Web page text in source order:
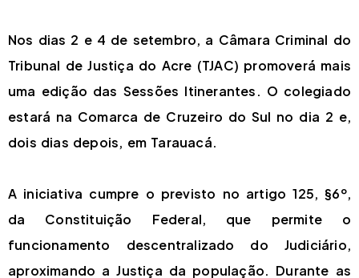
Nos dias 2 e 4 de setembro, a Câmara Criminal do
Tribunal de Justiça do Acre (TJAC) promoverá mais
uma edição das Sessões Itinerantes. O colegiado
estará na Comarca de Cruzeiro do Sul no dia 2 e,
dois dias depois, em Tarauacá.
A iniciativa cumpre o previsto no artigo 125, §6º,
da Constituição Federal, que permite o
funcionamento descentralizado do Judiciário,
aproximando a Justiça da população. Durante as